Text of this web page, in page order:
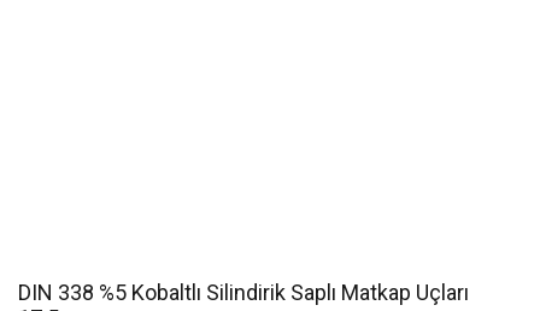
DIN 338 %5 Kobaltlı Silindirik Saplı Matkap Uçları